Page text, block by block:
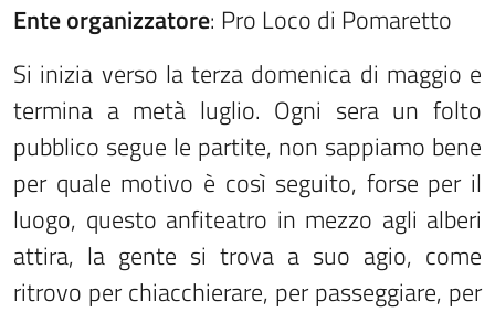
Ente organizzatore: Pro Loco di Pomaretto
Si inizia verso la terza domenica di maggio e
termina a metà luglio. Ogni sera un folto
pubblico segue le partite, non sappiamo bene
per quale motivo è così seguito, forse per il
luogo, questo anfiteatro in mezzo agli alberi
attira, la gente si trova a suo agio, come
ritrovo per chiacchierare, per passeggiare, per